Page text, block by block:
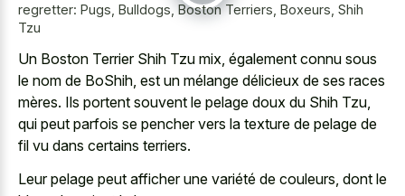
regretter: Pugs, Bulldogs, Boston Terriers, Boxeurs, Shih
Tzu
Un Boston Terrier Shih Tzu mix, également connu sous
le nom de BoShih, est un mélange délicieux de ses races
mères. Ils portent souvent le pelage doux du Shih Tzu,
qui peut parfois se pencher vers la texture de pelage de
fil vu dans certains terriers.
Leur pelage peut afficher une variété de couleurs, dont le